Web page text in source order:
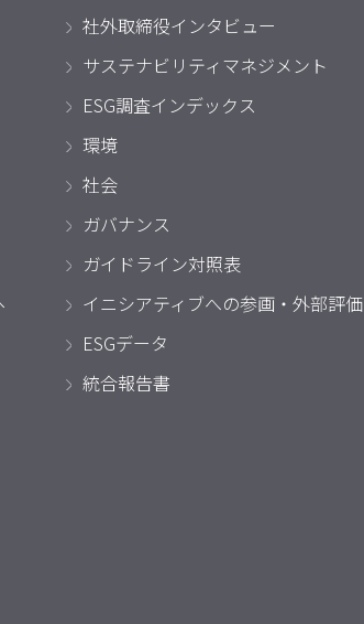
社外取締役インタビュー
サステナビリティマネジメント
ESG調査インデックス
環境
社会
ガバナンス
ガイドライン対照表
イニシアティブへの参画・外部評価
ESGデータ
統合報告書